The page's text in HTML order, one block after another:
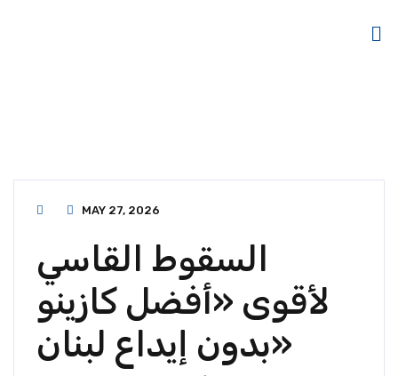
MAY 27, 2026
السقوط القاسي
لأقوى «أفضل كازينو
بدون إيداع لبنان»